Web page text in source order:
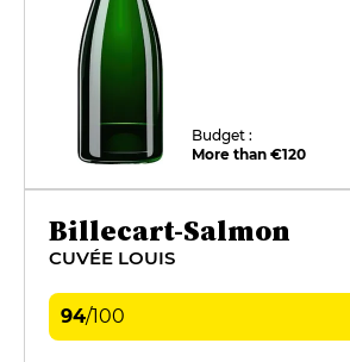
Budget :
More than €120
Billecart-Salmon
CUVÉE LOUIS
94/100